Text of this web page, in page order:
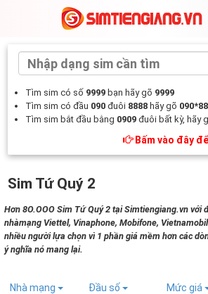
Tìm sim có số 9999 bạn hãy gõ 9999
Tìm sim có đầu 090 đuôi 8888 hãy gõ
Tìm sim bắt đầu bằng 0909 đuôi bất kỳ, hãy
Bấm vào đây
Sim Tứ Quý 2
Hơn 8O.OOO Sim Tứ Quý 2 tại Simtiengiang.vn với
nhàmạng Viettel, Vinaphone, Mobifone,
nhiều người lựa chọn vì 1 phần giá mềm hơn các
ý nghĩa nó mang lại.
Nhà mạng Đầu số Mức giá